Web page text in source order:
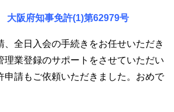
阪府知事免許(1)第62979号
、全日入会の手続きをお任せいただき
理業登録のサポートをさせていただい
申請もご依頼いただきました。おめで